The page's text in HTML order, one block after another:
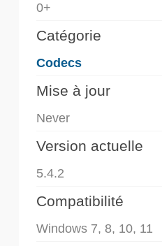
0+
Catégorie
Codecs
Mise à jour
Never
Version actuelle
5.4.2
Compatibilité
Windows 7, 8, 10, 11